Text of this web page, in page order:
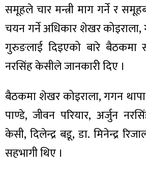
समूहले चार मन्त्री माग गर्ने र
चयन गर्ने अधिकार शेखर कोइराला,
गुरुङलाई दिइएको बारे बैठकमा
नरसिंह केसीले जानकारी दिए ।
बैठकमा शेखर कोइराला, गगन
पाण्डे, जीवन परियार, अर्जुन
केसी, दिलेन्द्र बडू, डा. मिनेन्द्र
सहभागी थिए ।